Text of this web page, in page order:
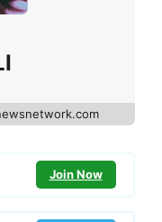
Join Now